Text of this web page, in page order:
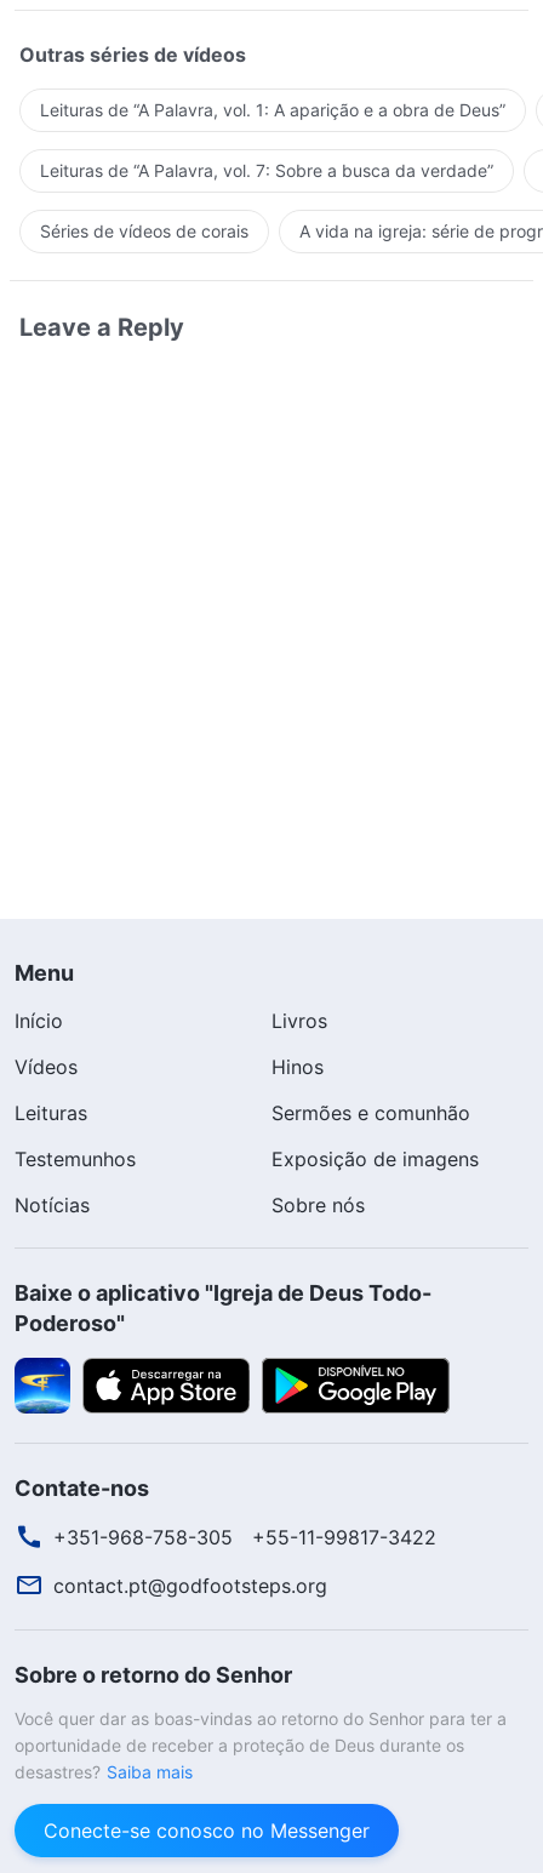
encontrou uma maneira
de sobreviver?
Outras séries de vídeos
Leituras de “A Palavra, vol. 1: A aparição e a obra de Deus”
Leituras de “A Palavra, vol. 7: Sobre a busca da verdade”
Séries de vídeos de corais A vida na igreja: série de
Leave a Reply
Menu
Início
Livros
Vídeos
Hinos
Leituras
Sermões e comunhão
Testemunhos
Exposição de imagens
Notícias
Sobre nós
Baixe o aplicativo "Igreja de Deus Todo-
Poderoso"
Contate-nos
+351-968-758-305
+55-11-99817-3422
contact.pt@godfootsteps.org
Sobre o retorno do Senhor
Você quer dar as boas-vindas ao retorno do Senhor para ter a
oportunidade de receber a proteção de Deus durante os
desastres? Saiba mais
Conecte-se conosco no Messenger